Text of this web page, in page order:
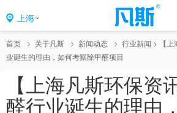
上海
首页 关于凡斯 新闻动态 行业新闻 >
【
业诞生的理由，如何考察除甲醛项目
【上海凡斯环保资
醛行业诞生的理由